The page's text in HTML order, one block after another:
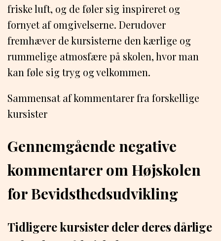
friske luft, og de føler sig inspireret og
fornyet af omgivelserne. Derudover
fremhæver de kursisterne den kærlige og
rummelige atmosfære på skolen, hvor man
kan føle sig tryg og velkommen.
Sammensat af kommentarer fra forskellige
kursister
Gennemgående negative
kommentarer om Højskolen
for Bevidsthedsudvikling
Tidligere kursister deler deres dårlige